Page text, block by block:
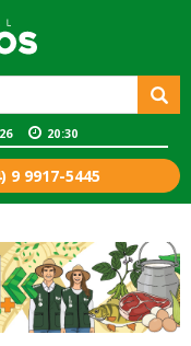
20:30
9 9917-5445